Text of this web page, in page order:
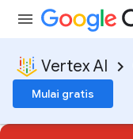
Vertex AI
Mulai gratis